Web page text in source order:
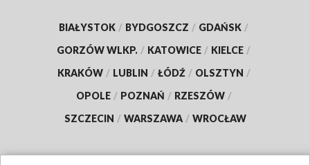
BIAŁYSTOK / BYDGOSZCZ / GDAŃSK /
GORZÓW WLKP. / KATOWICE / KIELCE /
KRAKÓW / LUBLIN / ŁÓDŹ / OLSZTYN /
OPOLE / POZNAŃ / RZESZÓW /
SZCZECIN / WARSZAWA / WROCŁAW